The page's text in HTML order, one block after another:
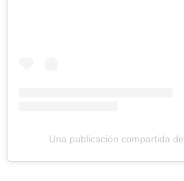
Una publicación compartida